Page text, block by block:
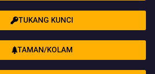
TUKANG KUNCI
TAMAN/KOLAM